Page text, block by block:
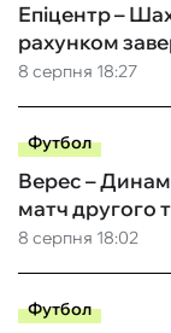
8 серпня 18:27
Епіцентр –
рахунком
Футбол
8 серпня 18:02
Верес –
матч другого
Футбол